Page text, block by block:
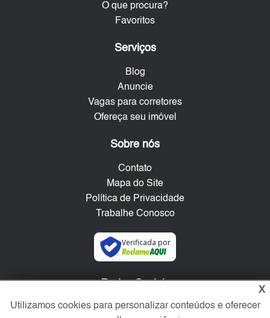
O que procura?
Favoritos
Serviços
Blog
Anuncie
Vagas para corretores
Ofereça seu imóvel
Sobre nós
Contato
Mapa do Site
Política de Privacidade
Trabalhe Conosco
Verificada por
Redes Sociais
X
Utilizamos cookies para personalizar conteúdos e oferecer